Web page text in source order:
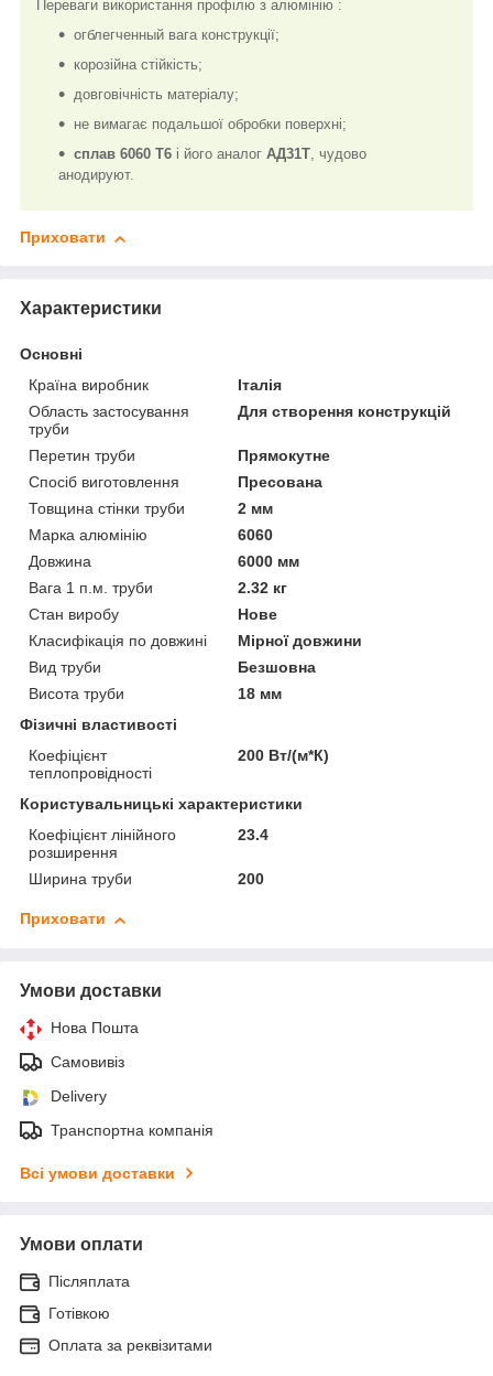
Переваги використання профілю з алюмінію :
огблегченный вага конструкції;
корозійна стійкість;
довговічність матеріалу;
не вимагає подальшої обробки поверхні;
сплав 6060 Т6 і його аналог АД31Т, чудово
анодируют.
Приховати
Характеристики
Основні
Країна виробник
Італія
Область застосування
труби
Для створення конструкцій
Перетин труби
Прямокутне
Спосіб виготовлення
Пресована
Товщина стінки труби
2 мм
Марка алюмінію
6060
Довжина
6000 мм
Вага 1 п.м. труби
2.32 кг
Стан виробу
Нове
Класифікація по довжині
Мірної довжини
Вид труби
Безшовна
Висота труби
18 мм
Фізичні властивості
Коефіцієнт
теплопровідності
200 Вт/(м*К)
Користувальницькі характеристики
Коефіцієнт лінійного
розширення
23.4
Ширина труби 200
Приховати
Умови доставки
Нова Пошта
Самовивіз
Delivery
Транспортна компанія
Всі умови доставки
Умови оплати
Післяплата
Готівкою
Оплата за реквізитами